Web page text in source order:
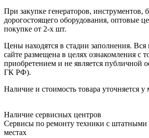
При закупке генераторов, инструментов,
дорогостоящего оборудования, оптовые
покупке от 2-х шт.
Цены находятся в стадии заполнения.
сайте размещена в целях ознакомления с
приобретением и не является публичной
ГК РФ).
Наличие и стоимость товара уточняется у
Наличие сервисных центров
Сервисы по ремонту техники с штатными
местах